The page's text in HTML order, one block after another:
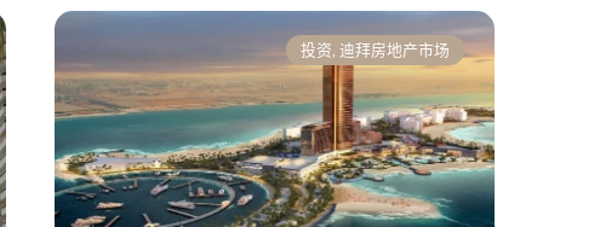
投资, 迪拜房地产市场